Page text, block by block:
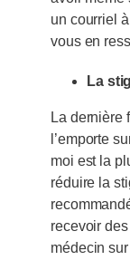
un courriel
vous en
La
La dernière
l’emporte
moi est la
réduire la
recevoir
médecin